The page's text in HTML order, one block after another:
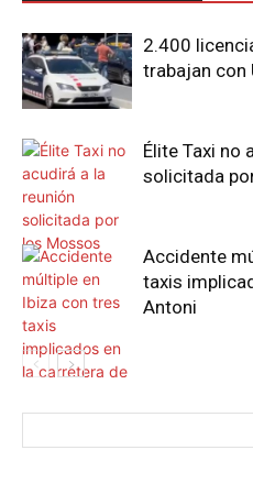
2.400
trabajan con
Élite Taxi no
solicitada
Accidente
taxis
Antoni